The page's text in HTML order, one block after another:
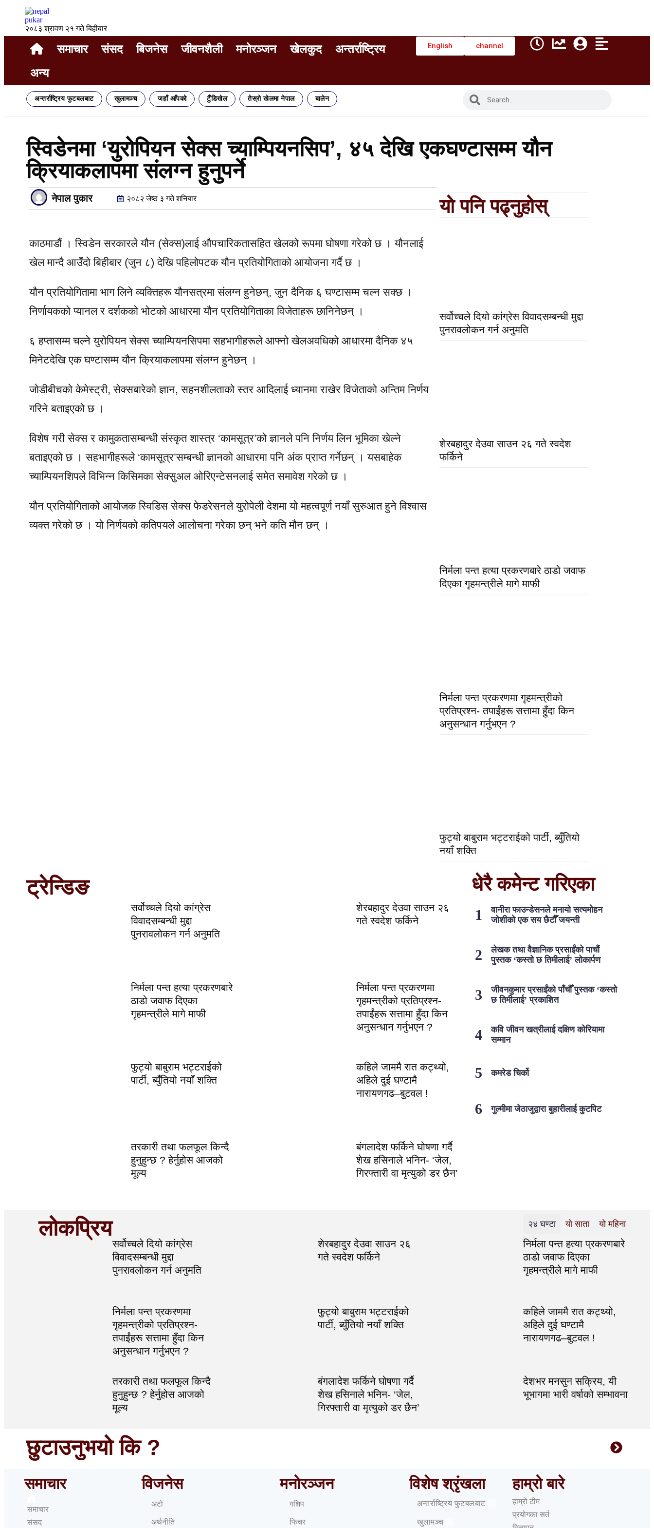
२०८३ श्रावण २१ गते बिहीबार
समाचार संसद बिजनेस जीवनशैली मनोरञ्जन खेलकुद
अन्तर्राष्ट्रिय
अन्य
English channel
अन्तर्राष्ट्रिय फुटबलबाट खुलामञ्च जहाँ आँपको टुँडिखेल तेस्रो खेलमा नेपाल बालेन
स्विडेनमा ‘युरोपियन सेक्स च्याम्पियनसिप’, ४५ देखि एकघण्टासम्म यौन
क्रियाकलापमा संलग्न हुनुपर्ने
नेपाल पुकार २०८२ जेष्ठ ३ गते शनिबार
काठमाडौं । स्विडेन सरकारले यौन (सेक्स)लाई औपचारिकतासहित खेलको रूपमा घोषणा गरेको छ । यौनलाई
खेल मान्दै आउँदो बिहीबार (जुन ८) देखि पहिलोपटक यौन प्रतियोगिताको आयोजना गर्दै छ ।
यौन प्रतियोगितामा भाग लिने व्यक्तिहरू यौनसत्रमा संलग्न हुनेछन्, जुन दैनिक ६ घण्टासम्म चल्न सक्छ ।
निर्णायकको प्यानल र दर्शकको भोटको आधारमा यौन प्रतियोगिताका विजेताहरू छानिनेछन् ।
६ हप्तासम्म चल्ने युरोपियन सेक्स च्याम्पियनसिपमा सहभागीहरूले आफ्नो खेलअवधिको आधारमा दैनिक ४५
मिनेटदेखि एक घण्टासम्म यौन क्रियाकलापमा संलग्न हुनेछन् ।
जोडीबीचको केमेस्ट्री, सेक्सबारेको ज्ञान, सहनशीलताको स्तर आदिलाई ध्यानमा राखेर विजेताको अन्तिम निर्णय
गरिने बताइएको छ ।
विशेष गरी सेक्स र कामुकतासम्बन्धी संस्कृत शास्त्र ‘कामसूत्र’को ज्ञानले पनि निर्णय लिन भूमिका खेल्ने
बताइएको छ । सहभागीहरूले ‘कामसूत्र’सम्बन्धी ज्ञानको आधारमा पनि अंक प्राप्त गर्नेछन् । यसबाहेक
च्याम्पियनशिपले विभिन्न किसिमका सेक्सुअल ओरिएन्टेसनलाई समेत समावेश गरेको छ ।
यौन प्रतियोगिताको आयोजक स्विडिस सेक्स फेडरेसनले युरोपेली देशमा यो महत्वपूर्ण नयाँ सुरुआत हुने विश्वास
व्यक्त गरेको छ । यो निर्णयको कतिपयले आलोचना गरेका छन् भने कति मौन छन् ।
यो पनि पढ्नुहोस्
सर्वोच्चले दियो कांग्रेस विवादसम्बन्धी मुद्दा
पुनरावलोकन गर्न अनुमति
शेरबहादुर देउवा साउन २६ गते स्वदेश
फर्किने
निर्मला पन्त हत्या प्रकरणबारे ठाडो जवाफ
दिएका गृहमन्त्रीले मागे माफी
निर्मला पन्त प्रकरणमा गृहमन्त्रीको
प्रतिप्रश्न- तपाईंहरू सत्तामा हुँदा किन
अनुसन्धान गर्नुभएन ?
फुट्यो बाबुराम भट्टराईको पार्टी, ब्युँतियो
नयाँ शक्ति
ट्रेन्डिङ
सर्वोच्चले दियो कांग्रेस
विवादसम्बन्धी मुद्दा
पुनरावलोकन गर्न अनुमति
शेरबहादुर देउवा साउन २६
गते स्वदेश फर्किने
निर्मला पन्त हत्या प्रकरणबारे
ठाडो जवाफ दिएका
गृहमन्त्रीले मागे माफी
निर्मला पन्त प्रकरणमा
गृहमन्त्रीको प्रतिप्रश्न-
तपाईंहरू सत्तामा हुँदा किन
अनुसन्धान गर्नुभएन ?
फुट्यो बाबुराम भट्टराईको
पार्टी, ब्युँतियो नयाँ शक्ति
कहिले जाममै रात कट्थ्यो,
अहिले दुई घण्टामै
नारायणगढ–बुटवल !
तरकारी तथा फलफूल किन्दै
हुनुहुन्छ ? हेर्नुहोस आजको
मूल्य
बंगलादेश फर्किने घोषणा गर्दै
शेख हसिनाले भनिन- ‘जेल,
गिरफ्तारी वा मृत्युको डर छैन’
धेरै कमेन्ट गरिएका
वानीरा फाउन्डेसनले मनायो सत्यमोहन
जोशीको एक सय छैटौँ जयन्ती
लेखक तथा वैज्ञानिक प्रसाईंको पाचौं
पुस्तक ‘कस्तो छ तिमीलाई’ लोकार्पण
जीवनकुमार प्रसाईंको पाँचौँ पुस्तक ‘कस्तो
छ तिमीलाई’ प्रकाशित
कवि जीवन खत्रीलाई दक्षिण कोरियामा
सम्मान
कमरेड चिर्को
गुल्मीमा जेठाजुद्वारा बुहारीलाई कुटपिट
लोकप्रिय २४ घण्टा यो साता यो महिना
सर्वोच्चले दियो कांग्रेस
विवादसम्बन्धी मुद्दा
पुनरावलोकन गर्न अनुमति
शेरबहादुर देउवा साउन २६
गते स्वदेश फर्किने
निर्मला पन्त हत्या प्रकरणबारे
ठाडो जवाफ दिएका
गृहमन्त्रीले मागे माफी
निर्मला पन्त प्रकरणमा
गृहमन्त्रीको प्रतिप्रश्न-
तपाईंहरू सत्तामा हुँदा किन
अनुसन्धान गर्नुभएन ?
फुट्यो बाबुराम भट्टराईको
पार्टी, ब्युँतियो नयाँ शक्ति
कहिले जाममै रात कट्थ्यो,
अहिले दुई घण्टामै
नारायणगढ–बुटवल !
तरकारी तथा फलफूल किन्दै
हुनुहुन्छ ? हेर्नुहोस आजको
मूल्य
बंगलादेश फर्किने घोषणा गर्दै
शेख हसिनाले भनिन- ‘जेल,
गिरफ्तारी वा मृत्युको डर छैन’
देशभर मनसुन सक्रिय, यी
भूभागमा भारी वर्षाको सम्भावना
छुटाउनुभयो कि ?
समाचार
समाचार
संसद
विजनेस
अटो
अर्थनीति
मनोरञ्जन
गशिप
फिचर
विशेष श्रृंखला
अन्तर्राष्ट्रिय फुटबलबाट
खुलामञ्च
हाम्रो बारे
हाम्रो टीम
प्रयोगका सर्त